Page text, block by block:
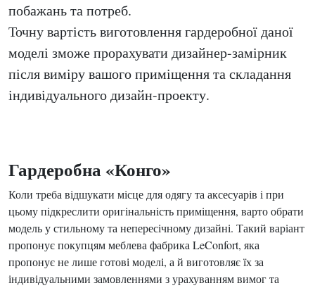
побажань та потреб.
Точну вартість виготовлення гардеробної даної
моделі зможе прорахувати дизайнер-замірник
після виміру вашого приміщення та складання
індивідуального дизайн-проекту.
Гардеробна «Конго»
Коли треба відшукати місце для одягу та аксесуарів і при
цьому підкреслити оригінальність приміщення, варто обрати
модель у стильному та непересічному дизайні. Такий варіант
пропонує покупцям меблева фабрика LeConfort, яка
пропонує не лише готові моделі, а й виготовляє їх за
індивідуальними замовленнями з урахуванням вимог та